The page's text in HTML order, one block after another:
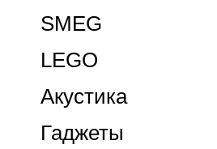
Гаджеты
Акустика
LEGO
SMEG